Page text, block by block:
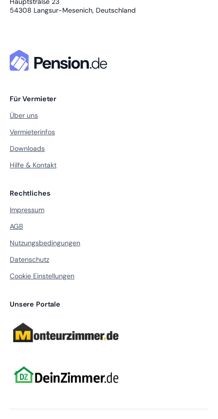
54308 Langsur-Mesenich, Deutschland
Für Vermieter
Über uns
Vermieterinfos
Downloads
Hilfe & Kontakt
Rechtliches
Impressum
AGB
Nutzungsbedingungen
Datenschutz
Cookie Einstellungen
Unsere Portale